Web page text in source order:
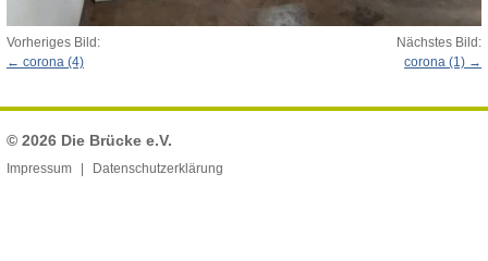
Vorheriges Bild:
corona (4)
Nächstes Bild:
corona (1)
© 2026 Die Brücke e.V.
Impressum Datenschutzerklärung